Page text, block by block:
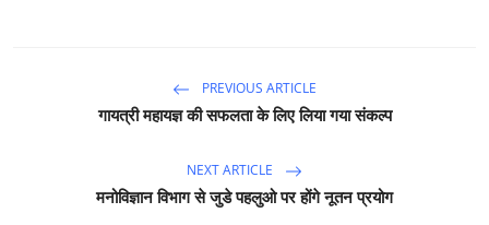
PREVIOUS ARTICLE
गायत्री महायज्ञ की सफलता के लिए लिया गया संकल्प
NEXT ARTICLE
मनोविज्ञान विभाग से जुडे पहलुओ पर होंगे नूतन प्रयोग